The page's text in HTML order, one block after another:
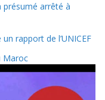
présumé arrêté à
rapport de l’UNICEF
Maroc